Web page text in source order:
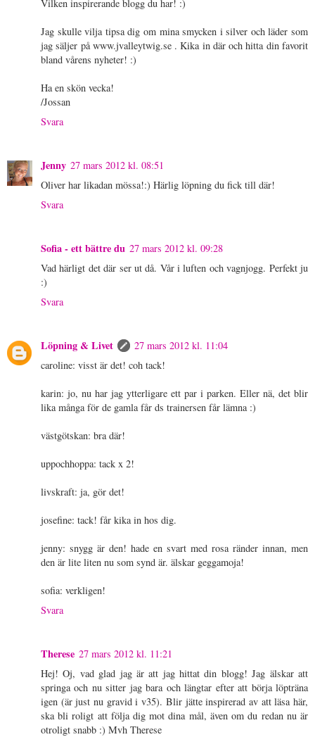
Vilken inspirerande blogg du har! :)
Jag skulle vilja tipsa dig om mina smycken i silver och läder som
jag säljer på www.jvalleytwig.se . Kika in där och hitta din favorit
bland vårens nyheter! :)
Ha en skön vecka!
/Jossan
Svara
Jenny 27 mars 2012 kl. 08:51
Oliver har likadan mössa!:) Härlig löpning du fick till där!
Svara
Sofia - ett bättre du 27 mars 2012 kl. 09:28
Vad härligt det där ser ut då. Vår i luften och vagnjogg. Perfekt ju
:)
Svara
Löpning & Livet
27 mars 2012 kl. 11:04
caroline: visst är det! coh tack!
karin: jo, nu har jag ytterligare ett par i parken. Eller nä, det blir
lika många för de gamla får ds trainersen får lämna :)
västgötskan: bra där!
uppochhoppa: tack x 2!
livskraft: ja, gör det!
josefine: tack! får kika in hos dig.
jenny: snygg är den! hade en svart med rosa ränder innan, men
den är lite liten nu som synd är. älskar geggamoja!
sofia: verkligen!
Svara
Therese 27 mars 2012 kl. 11:21
Hej! Oj, vad glad jag är att jag hittat din blogg! Jag älskar att
springa och nu sitter jag bara och längtar efter att börja löpträna
igen (är just nu gravid i v35). Blir jätte inspirerad av att läsa här,
ska bli roligt att följa dig mot dina mål, även om du redan nu är
otroligt snabb :) Mvh Therese